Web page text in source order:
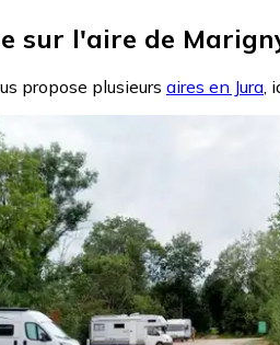
sur l'aire de
propose plusieurs aires en Jura,